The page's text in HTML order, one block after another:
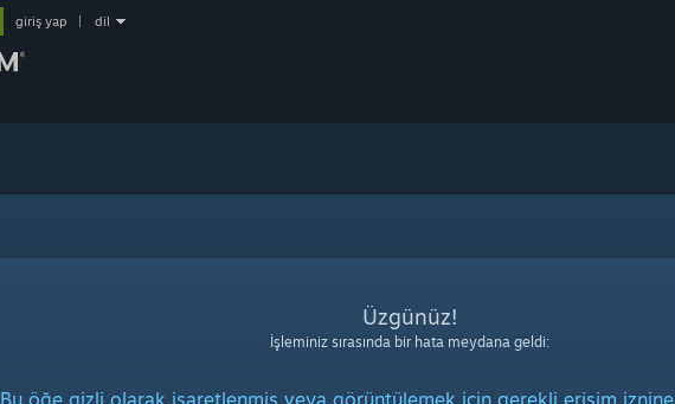
giriş yap dil
Üzgünüz!
İşleminiz sırasında bir hata meydana geldi:
Bu öğe gizli olarak işaretlenmiş veya görüntülemek için gerekli erişim